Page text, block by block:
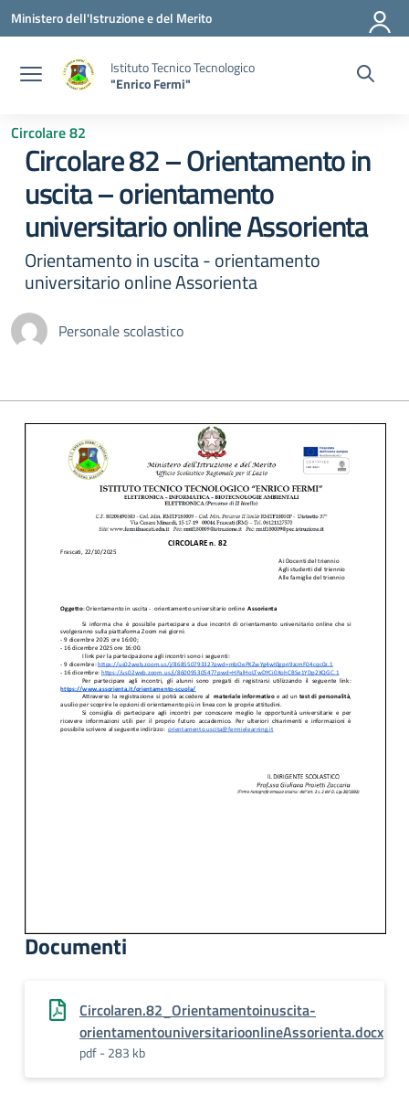
Vai ai contenuti
Vai al menu di navigazione
Vai al footer
Ministero dell'Istruzione e del Merito
Istituto Tecnico Tecnologico
"Enrico Fermi"
Circolare 82
Circolare 82 – Orientamento in
uscita – orientamento
universitario online Assorienta
Orientamento in uscita - orientamento
universitario online Assorienta
Personale scolastico
Documenti
Circolaren.82_Orientamentoinuscita-
orientamentouniversitarioonlineAssorienta.docx
pdf - 283 kb